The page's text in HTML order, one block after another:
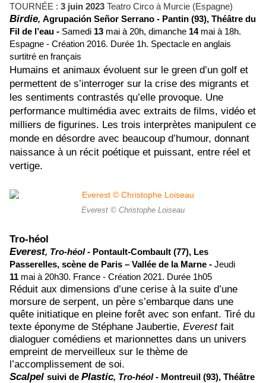
TOURNÉE : 3 juin 2023 Teatro Circo à Murcie (Espagne)
Birdie, Agrupación Señor Serrano - Pantin (93), Théâtre du
Fil de l’eau - Samedi 13 mai à 20h, dimanche 14 mai à 18h.
Espagne - Création 2016. Durée 1h. Spectacle en anglais
surtitré en français
Humains et animaux évoluent sur le green d’un golf et
permettent de s’interroger sur la crise des migrants et
les sentiments contrastés qu’elle provoque. Une
performance multimédia avec extraits de films, vidéo et
milliers de figurines. Les trois interprètes manipulent ce
monde en désordre avec beaucoup d’humour, donnant
naissance à un récit poétique et puissant, entre réel et
vertige.
Everest © Christophe Loiseau
Tro-héol
Everest, Tro-héol - Pontault-Combault (77), Les
Passerelles, scène de Paris – Vallée de la Marne - Jeudi
11 mai à 20h30. France - Création 2021. Durée 1h05
Réduit aux dimensions d’une cerise à la suite d’une
morsure de serpent, un père s’embarque dans une
quête initiatique en pleine forêt avec son enfant. Tiré du
texte éponyme de Stéphane Jaubertie, Everest fait
dialoguer comédiens et marionnettes dans un univers
empreint de merveilleux sur le thème de
l’accomplissement de soi.
Scalpel suivi de Plastic, Tro-héol - Montreuil (93), Théâtre